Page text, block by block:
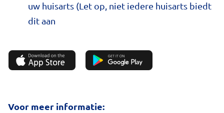
uw huisarts (Let op, niet iedere huisarts biedt
dit aan
Voor meer informatie: